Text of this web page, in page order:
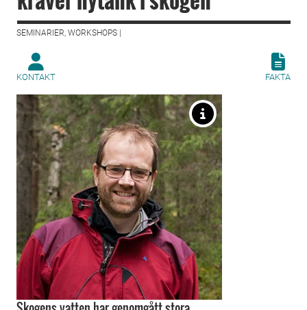
SEMINARIER, WORKSHOPS |
KONTAKT FAKTA